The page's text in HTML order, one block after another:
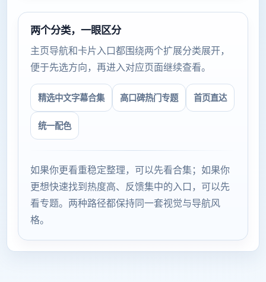
两个分类，一眼区分
主页导航和卡片入口都围绕两个扩展分类展开，
便于先选方向，再进入对应页面继续查看。
精选中文字幕合集 高口碑热门专题 首页直达
统一配色
如果你更看重稳定整理，可以先看合集；如果你
更想快速找到热度高、反馈集中的入口，可以先
看专题。两种路径都保持同一套视觉与导航风
格。